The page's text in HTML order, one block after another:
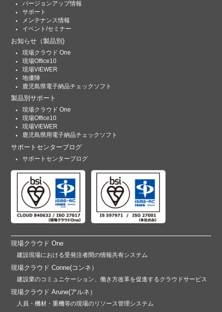
バージョンアップ情報
サポート
メンテナンス情報
イベント/セミナー
お知らせ （製品別)
現場クラウド One
現場Office10
現場VIEWER
地優陣
鹿児島県電子納品チェックソフト
製品別サポート
現場クラウド One
現場Office10
現場VIEWER
鹿児島県用電子納品チェックソフト
サポートセンターブログ
サポートセンターブログ
現場クラウド One
建設現場における受発注者間の情報共有システム
現場クラウド Conne(コンネ）
建設業のコミュニケーション、働き方改革を促進するクラウドサービス
現場クラウド Arune(アルネ）
人員・機材・重機等の現場のリソース管理システム